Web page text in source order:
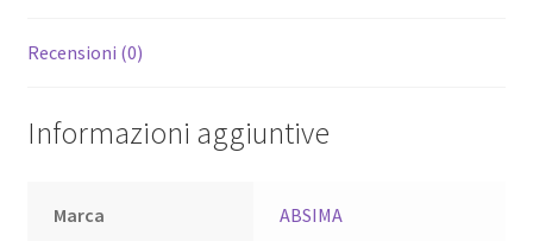
Recensioni (0)
Informazioni aggiuntive
Marca ABSIMA